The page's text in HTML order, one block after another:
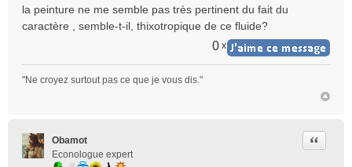
la peinture ne me semble pas très pertinent du fait du
caractère , semble-t-il, thixotropique de ce fluide?
0 x
"Ne croyez surtout pas ce que je vous dis."
Obamot
Econologue expert
Citer